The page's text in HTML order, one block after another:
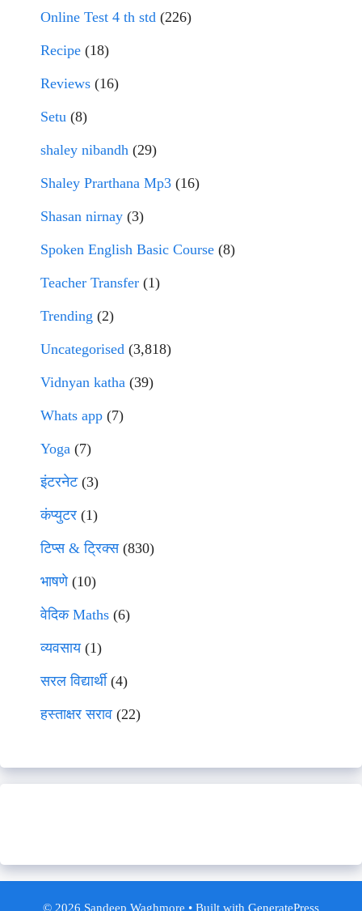
Online Test 4 th std (226)
Recipe (18)
Reviews (16)
Setu (8)
shaley nibandh (29)
Shaley Prarthana Mp3 (16)
Shasan nirnay (3)
Spoken English Basic Course (8)
Teacher Transfer (1)
Trending (2)
Uncategorised (3,818)
Vidnyan katha (39)
Whats app (7)
Yoga (7)
इंटरनेट(3)
कंप्युटर (1)
टिप्स & ट्रिक्स(830)
भाषणे(10)
वेदिक Maths (6)
व्यवसाय(1)
सरल विद्यार्थी(4)
हस्ताक्षर सराव (22)
© 2026 Sandeep Waghmore • Built with GeneratePress